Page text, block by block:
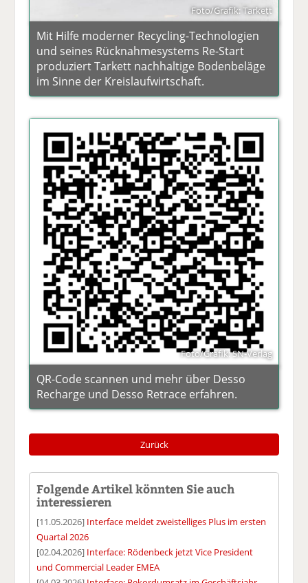
Foto/Grafik: Tarkett
Mit Hilfe moderner Recycling-Technologien
und seines Rücknahmesystems Re-Start
produziert Tarkett nachhaltige Bodenbeläge
im Sinne der Kreislaufwirtschaft.
Foto/Grafik: SN-Verlag
QR-Code scannen und mehr über Desso
Recharge und Desso Retrace erfahren.
Zurück
Folgende Artikel könnten Sie auch
interessieren
[11.05.2026] Interface meldet zweistelliges Plus im ersten
Quartal 2026
[02.04.2026] Interface: Rödenbeck jetzt Vice President
und Commercial Leader EMEA